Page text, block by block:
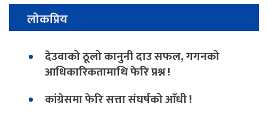
लोकप्रिय
देउवाको ठूलो कानुनी दाउ सफल, गगनको
आधिकारिकतामाथि फेरि प्रश्न !
कांग्रेसमा फेरि सत्ता संघर्षको आँधी !